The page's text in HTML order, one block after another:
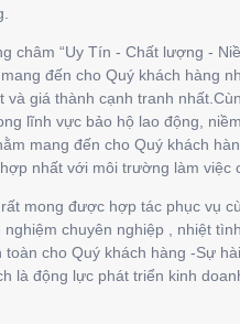
“Uy Tín - Chất lượng -
đến cho Quý khách hàng
và giá thành cạnh tranh
lĩnh vực bảo hộ lao động,
mang đến cho Quý khách
nhất với môi trường làm việc
mong được hợp tác phục vụ
nghiệm chuyên nghiệp , nhiệt
toàn cho Quý khách hàng -Sự
là động lực phát triển kinh